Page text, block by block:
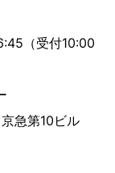
（受付10:00
第10ビル